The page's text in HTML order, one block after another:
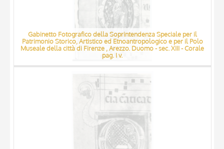
Gabinetto Fotografico della Soprintendenza Speciale per il
Patrimonio Storico, Artistico ed Etnoantropologico e per il Polo
Museale della città di Firenze , Arezzo. Duomo - sec. XIII - Corale
pag. I v.